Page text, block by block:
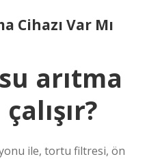
Cihazı Var Mı
arıtma
ile, tortu filtresi, ön